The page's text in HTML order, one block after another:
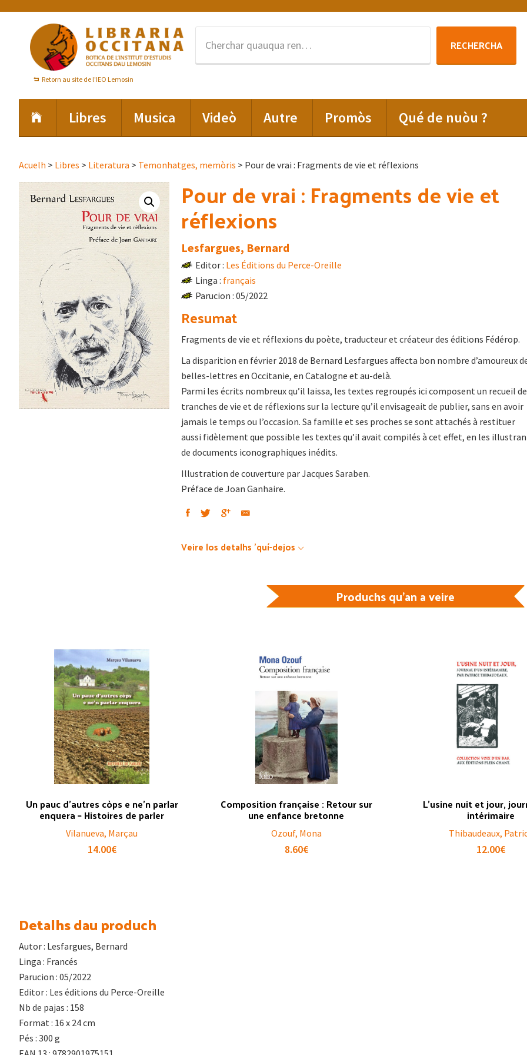
primary
navigation
content
Retorn au site de l'IEO Lemosin
:
RECHERCHA
Libres Musica Videò Autre Promòs Qué de nuòu ?
Acuelh > Libres > Literatura > Temonhatges, memòris > Pour de vrai : Fragments de vie et réflexions
Pour de vrai : Fragments de vie et
réflexions
Lesfargues, Bernard
Editor : Les Éditions du Perce-Oreille
Linga : français
Parucion : 05/2022
Resumat
Fragments de vie et réflexions du poète, traducteur et créateur des éditions Fédérop.
La disparition en février 2018 de Bernard Lesfargues affecta bon nombre d’amoureux
belles-lettres en Occitanie, en Catalogne et au-delà.
Parmi les écrits nombreux qu’il laissa, les textes regroupés ici composent un recueil de
tranches de vie et de réflexions sur la lecture qu’il envisageait de publier, sans en avoir
jamais le temps ou l’occasion. Sa famille et ses proches se sont attachés à restituer
aussi fidèlement que possible les textes qu’il avait compilés à cet effet, en les
de documents iconographiques inédits.
Illustration de couverture par Jacques Saraben.
Préface de Joan Ganhaire.
Veire los detalhs 'quí-dejos
Produchs qu'an a veire
Un pauc d’autres còps e ne’n parlar
enquera – Histoires de parler
Vilanueva, Marçau
14.00€
Composition française : Retour sur
une enfance bretonne
Ozouf, Mona
8.60€
L’usine nuit et jour,
intérimaire
Thibaudeaux,
12.00€
Detalhs dau produch
Autor : Lesfargues, Bernard
Linga : Francés
Parucion : 05/2022
Editor : Les éditions du Perce-Oreille
Nb de pajas : 158
Format : 16 x 24 cm
Pés : 300 g